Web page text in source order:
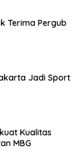
Terima Pergub
Jadi Sport
Kualitas
MBG